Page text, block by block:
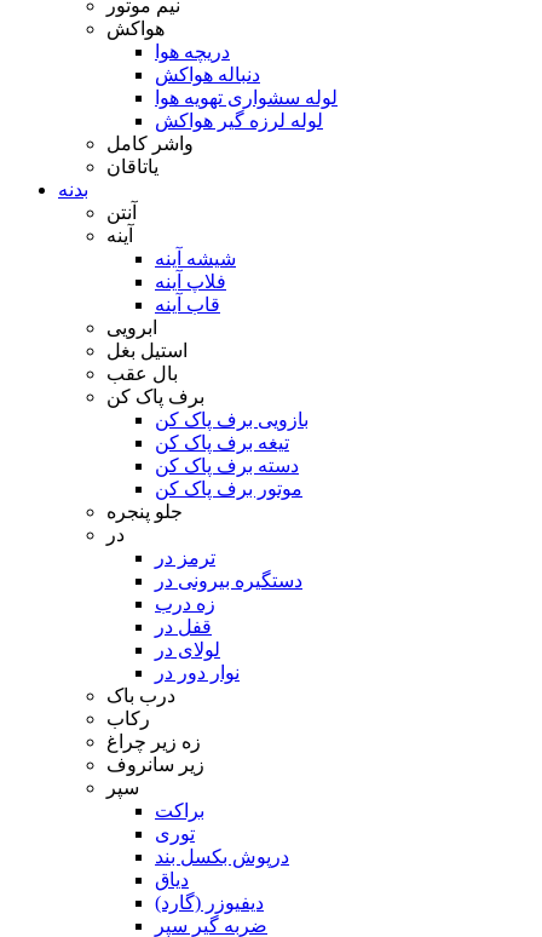
نیم موتور
هواکش
دریچه هوا
دنباله هواکش
لوله سشواری تهویه هوا
لوله لرزه گیر هواکش
واشر کامل
یاتاقان
بدنه
آنتن
آینه
شیشه آینه
فلاپ آینه
قاب آینه
ابرویی
استیل بغل
بال عقب
برف پاک کن
بازویی برف پاک کن
تیغه برف پاک کن
دسته برف پاک کن
موتور برف پاک کن
جلو پنجره
در
ترمز در
دستگیره بیرونی در
زه درب
قفل در
لولای در
نوار دور در
درب باک
رکاب
زه زیر چراغ
زیر سانروف
سپر
براکت
توری
درپوش بکسل بند
دیاق
دیفیوزر (گارد)
ضربه گیر سپر